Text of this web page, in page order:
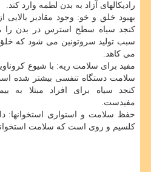
رادیکالهای آزاد به بدن لطمه وارد کند.
بهبود خلق و خو: وجود مقادیر بالایی
کنجد سیاه سطح استرس در بدن را
سبب تولید سروتونین می شود که خلق
می کاهد.
مفید برای سلامت ریه: با شیوع
سلامت دستگاه تنفسی بیشتر شده
کنجد سیاه برای افراد مبتلا به
مفیدست.
حفظ سلامت و استواری استخوانها:
کلسیم و روی است که سلامت